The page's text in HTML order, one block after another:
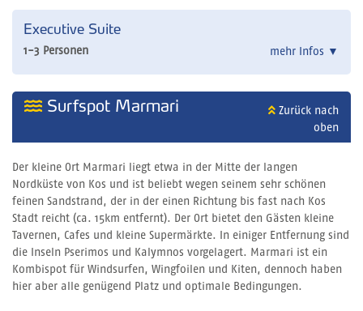
Executive Suite
1-3 Personen mehr Infos ▼
Surfspot Marmari
Zurück nach
oben
Der kleine Ort Marmari liegt etwa in der Mitte der langen
Nordküste von Kos und ist beliebt wegen seinem sehr schönen
feinen Sandstrand, der in der einen Richtung bis fast nach Kos
Stadt reicht (ca. 15km entfernt). Der Ort bietet den Gästen kleine
Tavernen, Cafes und kleine Supermärkte. In einiger Entfernung sind
die Inseln Pserimos und Kalymnos vorgelagert. Marmari ist ein
Kombispot für Windsurfen, Wingfoilen und Kiten, dennoch haben
hier aber alle genügend Platz und optimale Bedingungen.